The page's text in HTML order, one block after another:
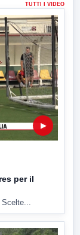
TUTTI I VIDEO
▶
per il